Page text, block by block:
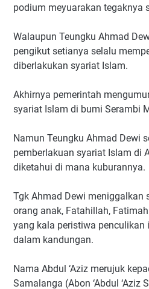
podium meyuarakan tegaknya
Walaupun Teungku Ahmad
pengikut setianya selalu
diberlakukan syariat Islam.
Akhirnya pemerintah
syariat Islam di bumi Serambi
Namun Teungku Ahmad Dewi
pemberlakuan syariat Islam di
diketahui di mana kuburannya.
Tgk Ahmad Dewi meniggalkan
orang anak, Fatahillah,
yang kala peristiwa
dalam kandungan.
Nama Abdul ‘Aziz merujuk
Samalanga (Abon ‘Abdul ‘Aziz